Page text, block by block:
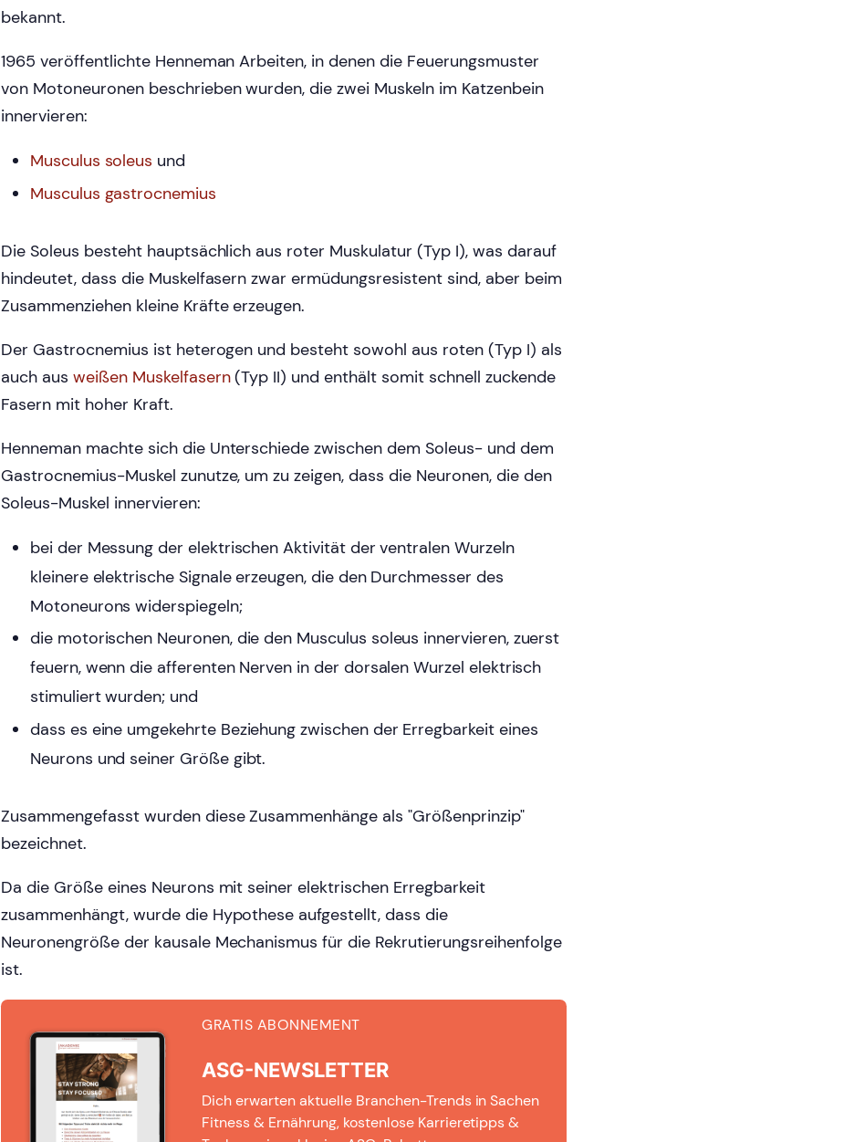
bekannt.
1965 veröffentlichte Henneman Arbeiten, in denen die Feuerungsmuster
von Motoneuronen beschrieben wurden, die zwei Muskeln im Katzenbein
innervieren:
Musculus soleus und
Musculus gastrocnemius
Die Soleus besteht hauptsächlich aus roter Muskulatur (Typ I), was darauf
hindeutet, dass die Muskelfasern zwar ermüdungsresistent sind, aber beim
Zusammenziehen kleine Kräfte erzeugen.
Der Gastrocnemius ist heterogen und besteht sowohl aus roten (Typ I) als
auch aus weißen Muskelfasern(Typ II) und enthält somit schnell zuckende
Fasern mit hoher Kraft.
Henneman machte sich die Unterschiede zwischen dem Soleus- und dem
Gastrocnemius-Muskel zunutze, um zu zeigen, dass die Neuronen, die den
Soleus-Muskel innervieren:
bei der Messung der elektrischen Aktivität der ventralen Wurzeln
kleinere elektrische Signale erzeugen, die den Durchmesser des
Motoneurons widerspiegeln;
die motorischen Neuronen, die den Musculus soleus innervieren, zuerst
feuern, wenn die afferenten Nerven in der dorsalen Wurzel elektrisch
stimuliert wurden; und
dass es eine umgekehrte Beziehung zwischen der Erregbarkeit eines
Neurons und seiner Größe gibt.
Zusammengefasst wurden diese Zusammenhänge als "Größenprinzip"
bezeichnet.
Da die Größe eines Neurons mit seiner elektrischen Erregbarkeit
zusammenhängt, wurde die Hypothese aufgestellt, dass die
Neuronengröße der kausale Mechanismus für die Rekrutierungsreihenfolge
ist.
GRATIS ABONNEMENT
ASG-NEWSLETTER
Dich erwarten aktuelle Branchen-Trends in Sachen
Fitness & Ernährung, kostenlose Karrieretipps &